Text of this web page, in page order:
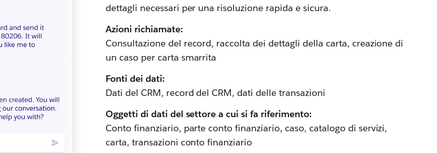
dettagli necessari per una risoluzione rapida e sicura.
Azioni richiamate:
Consultazione del record, raccolta dei dettagli della carta, creazione di
un caso per carta smarrita
Fonti dei dati:
Dati del CRM, record del CRM, dati delle transazioni
Oggetti di dati del settore a cui si fa riferimento:
Conto finanziario, parte conto finanziario, caso, catalogo di servizi,
carta, transazioni conto finanziario